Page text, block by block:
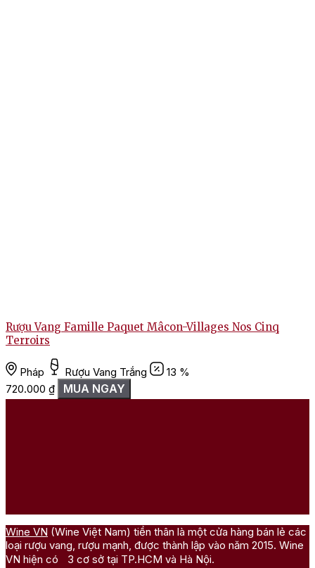
Rượu Vang Famille Paquet Mâcon-Villages Nos Cinq
Terroirs
Pháp Rượu Vang Trắng
13 %
720.000 ₫ MUA NGAY
Wine VN (Wine Việt Nam) tiền thân là một cửa hàng bán lẻ các
loại rượu vang, rượu mạnh, được thành lập vào năm 2015. Wine
VN hiện có 3 cơ sở tại TP.HCM và Hà Nội.